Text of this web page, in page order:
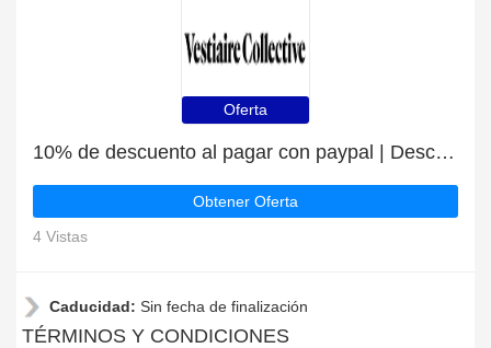
Oferta
10% de descuento al pagar con paypal | Descuento para Vestiairecollective
Obtener Oferta
4 Vistas
Caducidad: Sin fecha de finalización
TÉRMINOS Y CONDICIONES